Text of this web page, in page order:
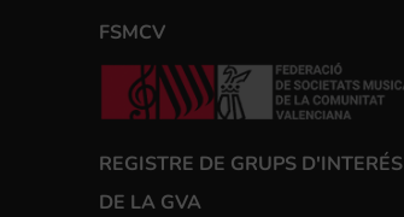
FSMCV
REGISTRE DE GRUPS D'INTERÉS
DE LA GVA